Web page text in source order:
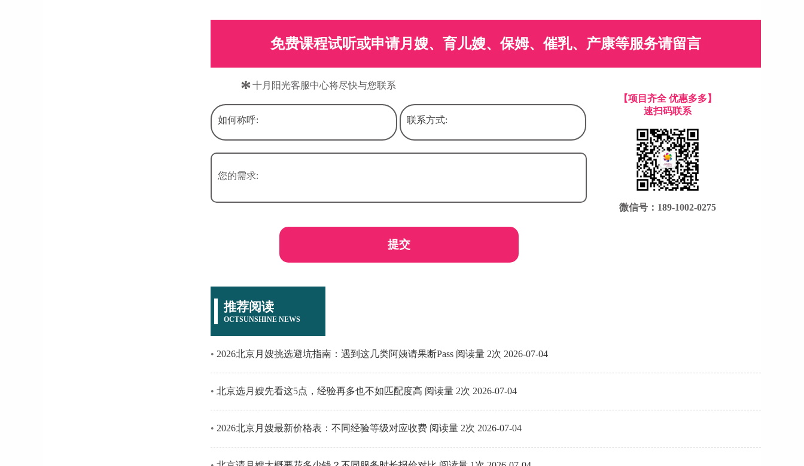
免费课程试听或申请月嫂、育儿嫂、保姆、催乳、产康等服务请留言
*十月阳光客服中心将尽快与您联系
如何称呼: 联系方式:
您的需求:
提交
【项目齐全 优惠多多】
速扫码联系
微信号：189-1002-0275
推荐阅读
OCTSUNSHINE NEWS
2026北京月嫂挑选避坑指南：遇到这几类阿姨请果断Pass 阅读量 2次 2026-07-04
北京选月嫂先看这5点，经验再多也不如匹配度高 阅读量 2次 2026-07-04
2026北京月嫂最新价格表：不同经验等级对应收费 阅读量 2次 2026-07-04